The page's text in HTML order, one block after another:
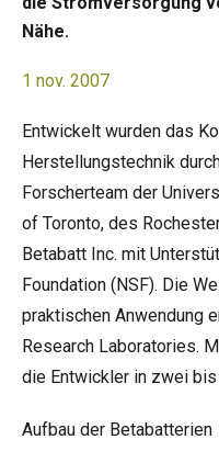
Nähe.
1 nov. 2007
Entwickelt wurden das
Herstellungstechnik
Forscherteam der
of Toronto, des
Betabatt Inc. mit
Foundation (NSF). Die
praktischen Anwendung
Research Laboratories.
die Entwickler in zwei bis
Aufbau der Betabatterien